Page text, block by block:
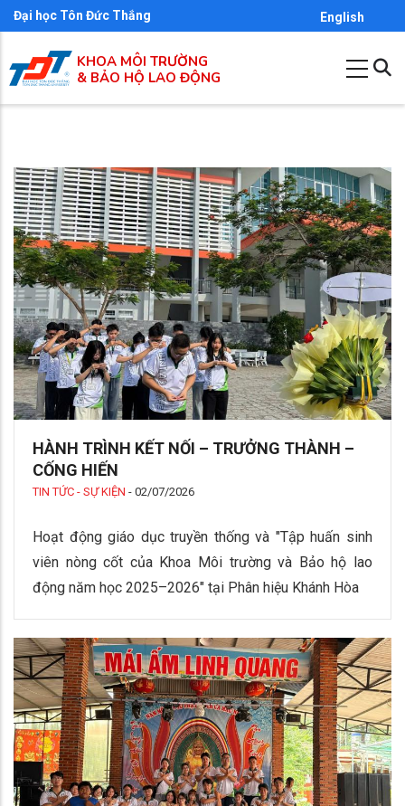
Nhảy
đến
nội
dung
Đại học Tôn Đức Thắng English
KHOA MÔI TRƯỜNG
& BẢO HỘ LAO ĐỘNG
HÀNH TRÌNH KẾT NỐI – TRƯỞNG THÀNH –
CỐNG HIẾN
TIN TỨC - SỰ KIỆN - 02/07/2026
Hoạt động giáo dục truyền thống và "Tập huấn sinh
viên nòng cốt của Khoa Môi trường và Bảo hộ lao
động năm học 2025–2026" tại Phân hiệu Khánh Hòa